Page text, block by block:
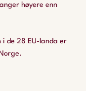
høyere enn
i de 28 EU-landa er